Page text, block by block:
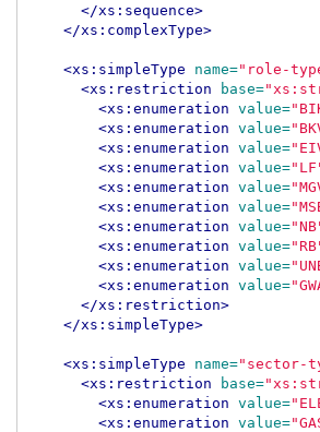
</xs:sequence>
</xs:complexType>
<xs:simpleType name="role-
<xs:restriction
base=
<xs:enumeration value=
<xs:enumeration value=
<xs:enumeration value=
<xs:enumeration value=
<xs:enumeration value=
<xs:enumeration value=
<xs:enumeration value=
<xs:enumeration value=
<xs:enumeration value=
<xs:enumeration value=
</xs:restriction>
</xs:simpleType>
<xs:simpleType name="sector-
<xs:restriction
base=
<xs:enumeration value=
<xs:enumeration value=